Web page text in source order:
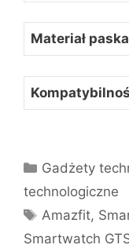
Materiał paska
Kategorie
Gadżety
technologiczne
Tagi
Amazfit,
Smartwatch